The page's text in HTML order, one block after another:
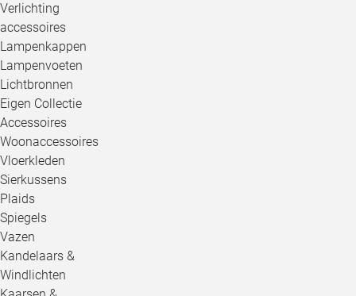
Verlichting
accessoires
Lampenkappen
Lampenvoeten
Lichtbronnen
Eigen Collectie
Accessoires
Woonaccessoires
Vloerkleden
Sierkussens
Plaids
Spiegels
Vazen
Kandelaars &
Windlichten